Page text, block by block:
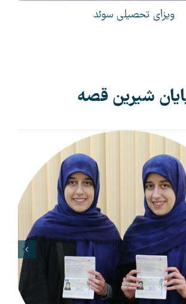
ویزای تحصیلی سوئد
شیرین قصه